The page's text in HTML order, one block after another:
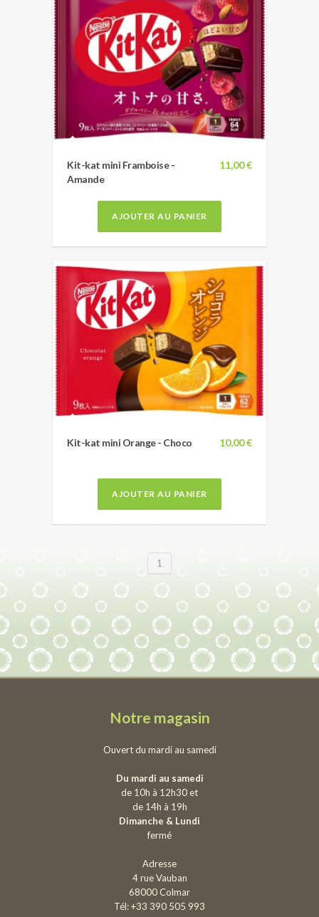
11,00 €
Kit-kat mini Framboise -
Amande
AJOUTER AU PANIER
10,00 €
Kit-kat mini Orange - Choco
AJOUTER AU PANIER
1
Notre magasin
Ouvert du mardi au samedi
Du mardi au samedi
de 10h à 12h30 et
de 14h à 19h
Dimanche & Lundi
fermé
Adresse
4 rue Vauban
68000 Colmar
Tél: +33 390 505 993